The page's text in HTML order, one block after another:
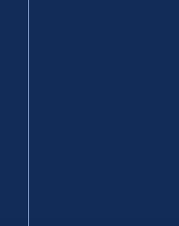
– das Problem auch:
dafür Glatze,
urkomische,
Geschichte über
– und den
erfinden. Live-Comedy